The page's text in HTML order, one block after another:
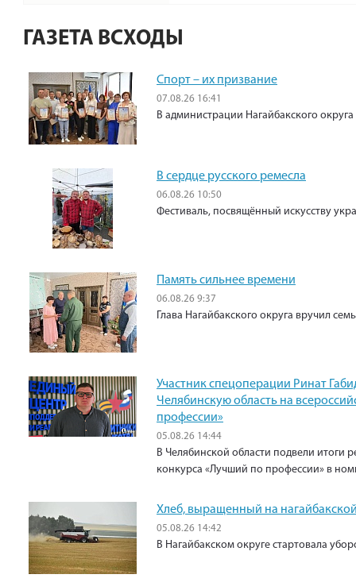
ГАЗЕТА ВСХОДЫ
Спорт – их призвание
07.08.26 16:41
В администрации Нагайбакского
В сердце русского ремесла
06.08.26 10:50
Фестиваль, посвящённый искусству
Память сильнее времени
06.08.26 9:37
Глава Нагайбакского округа вручил
Участник спецоперации Ринат
Челябинскую область на
профессии»
05.08.26 14:44
В Челябинской области подвели итоги
конкурса «Лучший по профессии» в
Хлеб, выращенный на
05.08.26 14:42
В Нагайбакском округе стартовала